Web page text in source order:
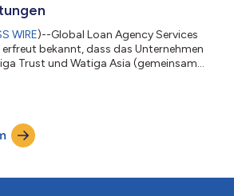
WIRE)--Global Loan Agency Services
erfreut bekannt, dass das Unternehmen
Trust und Watiga Asia (gemeinsam
verbessern. Die besondere Kompetenz
alternative Vermögenswerte und
Investitionen in Südost...